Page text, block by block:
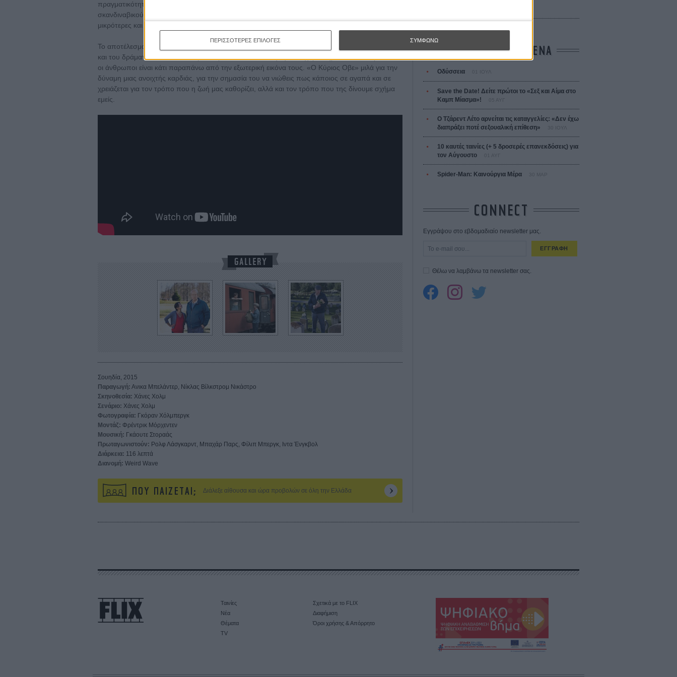
ΠΕΡΙΣΣΟΤΕΡΕΣ ΕΠΙΛΟΓΕΣ ΣΥΜΦΩΝΩ
πραγματικότητα και αυτή των ξένων γειτόνων του, το φιλμ δανείζεται κάτι από τον αέρα του
σκανδιναβικού παραλόγου σκηνοθετών όπως ο Μπεντ Χάμερ ή ακόμη κι ο Ρόι Αντερσον, σε
μικρότερες και πιο αραιωμένες δόσεις.
Το αποτέλεσμα είναι μια ταινία που ξέρει να ισορροπεί σωστά πάνω στην γραμμή του χιούμορ
και του δράματος, που κοιτάζει με ανθρωπιά και κατανόηση τους χαρακτήρες του και ξέρει πως
οι άνθρωποι είναι κάτι παραπάνω από την εξωτερική εικόνα τους. «Ο Κύριος Οβε» μιλά για την
δύναμη μιας ανοιχτής καρδιάς, για την σημασία του να νιώθεις πως κάποιος σε αγαπά και σε
χρειάζεται για τον τρόπο που η ζωή μας καθορίζει, αλλά και τον τρόπο που της δίνουμε σχήμα
εμείς.
Σουηδία, 2015
Παραγωγή: Ανικα Μπελάντερ, Νίκλας Βίλκστρομ Νικάστρο
Σκηνοθεσία: Χάνες Χολμ
Σενάριο: Χάνες Χολμ
Φωτογραφία: Γκόραν Χόλμπεργκ
Μοντάζ: Φρέντρικ Μόρχεντεν
Μουσική: Γκάουτε Στοραάς
Πρωταγωνιστούν: Ρολφ Λάσγκαρντ, Μπαχάρ Παρς, Φίλιπ Μπεργκ, Ιντα Ένγκβολ
Διάρκεια: 116 λεπτά
Διανομή: Weird Wave
ΠΟΥ ΠΑΙΖΕΤΑΙ; Διάλεξε αίθουσα και ώρα προβολών σε όλη την Ελλάδα
ΤΑ ΠΙΟ ΔΙΑΒΑΣΜΕΝΑ
Οδύσσεια
Save the Date! Δείτε πρώτοι το «Σεξ και Αίμα στο
Καμπ Μίασμα»!
Ο Τζάρεντ Λέτο αρνείται τις καταγγελίες: «Δεν έχω
διαπράξει ποτέ σεξουαλική επίθεση»
10 καυτές ταινίες (+ 5 δροσερές επανεκδόσεις) για
τον Αύγουστο
Spider-Man: Καινούργια Μέρα 30 ΜΑΡ
CONNECT
Εγγράψου στο εβδομαδιαίο newsletter μας.
ΕΓΓΡΑΦΗ
Θέλω να λαμβάνω τα newsletter σας.
Ταινίες
Νέα
Θέματα
TV
Σχετικά με το FLIX
Διαφήμιση
Όροι χρήσης & Απόρρητο